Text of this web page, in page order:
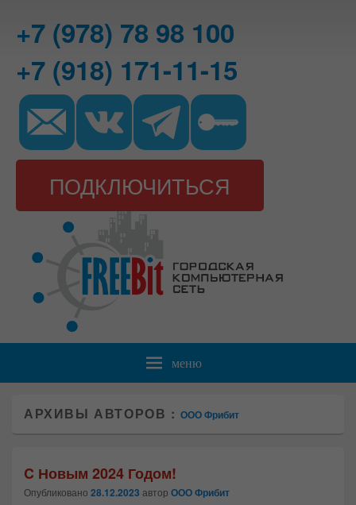
+7 (978) 78 98 100
+7 (918) 171-11-15
ПОДКЛЮЧИТЬСЯ
меню
АРХИВЫ АВТОРОВ :ООО Фрибит
C Новым 2024 Годом!
Опубликовано 28.12.2023 автор ООО Фрибит